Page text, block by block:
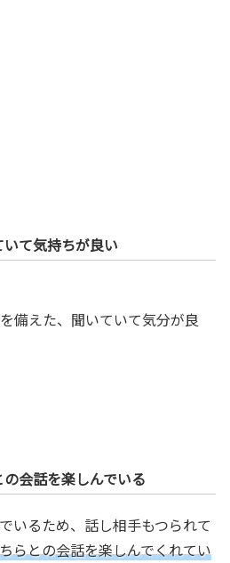
て気持ちが良い
備えた、聞いていて気分が良
会話を楽しんでいる
いるため、話し相手もつられて
らとの会話を楽しんでくれてい